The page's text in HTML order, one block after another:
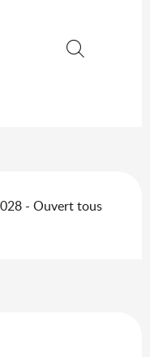
- Ouvert tous